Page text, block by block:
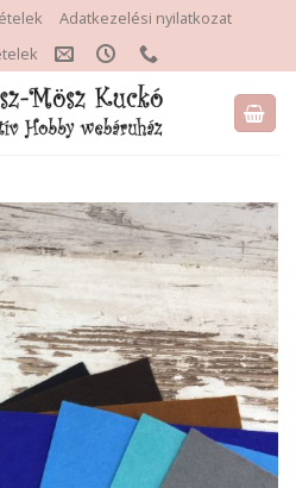
Adatkezelési nyilatkozat